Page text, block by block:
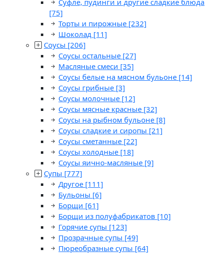
Суфле, пудинги и другие сладкие блюда
[75]
Торты и пирожные [232]
Шоколад [11]
Соусы [206]
Соусы остальные [27]
Масляные смеси [35]
Соусы белые на мясном бульоне [14]
Соусы грибные [3]
Соусы молочные [12]
Соусы мясные красные [32]
Соусы на рыбном бульоне [8]
Соусы сладкие и сиропы [21]
Соусы сметанные [22]
Соусы холодные [18]
Соусы яично-масляные [9]
Супы [777]
Другое [111]
Бульоны [6]
Борщи [61]
Борщи из полуфабрикатов [10]
Горячие супы [123]
Прозрачные супы [49]
Пюреобразные супы [64]